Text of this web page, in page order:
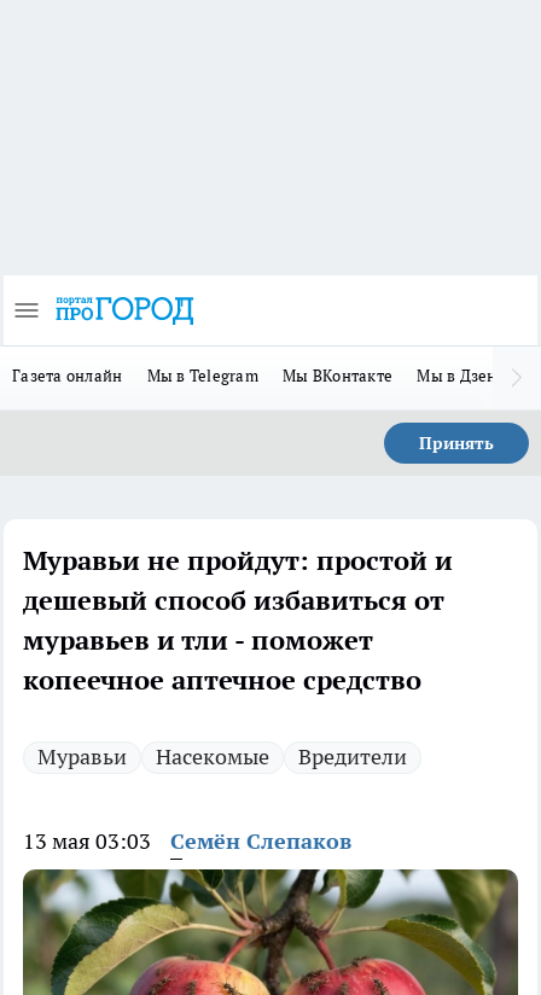
Газета онлайн Мы в Telegram Мы ВКонтакте Мы в Дзене
Принять
Муравьи не пройдут: простой и
дешевый способ избавиться от
муравьев и тли - поможет
копеечное аптечное средство
Муравьи Насекомые Вредители
13 мая 03:03 Семён Слепаков